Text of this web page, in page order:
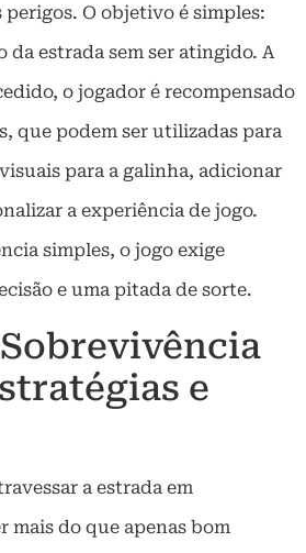
O objetivo é simples:
da estrada sem ser atingido. A
o jogador é recompensado
que podem ser utilizadas para
para a galinha, adicionar
a experiência de jogo.
simples, o jogo exige
e uma pitada de sorte.
e
a estrada em
mais do que apenas bom